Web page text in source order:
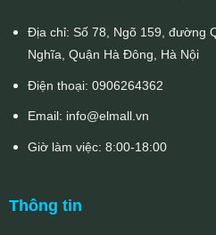
Địa chỉ: Số 78, Ngõ 159, đường
Nghĩa, Quận Hà Đông, Hà Nội
Điện thoại: 0906264362
Email: info@elmall.vn
Giờ làm việc: 8:00-18:00
Thông tin